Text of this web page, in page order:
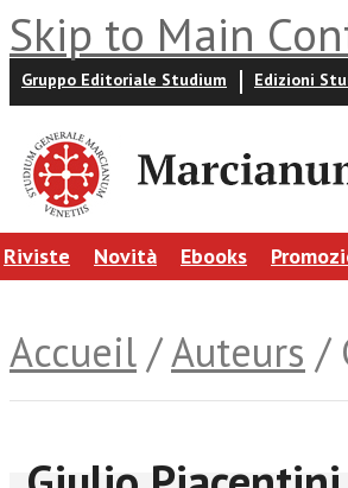
Skip to Main
Gruppo Editoriale Studium Edizioni
Riviste Novità Ebooks
Accueil /Auteurs /